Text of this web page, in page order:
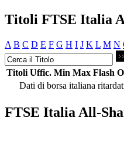
Titoli FTSE Italia
A B C D E F G H I J K L M N
Titoli Uffic. Min Max Flash
Dati di borsa italiana
FTSE Italia All-